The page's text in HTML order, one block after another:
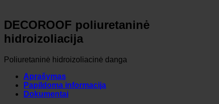
DECOROOF poliuretaninė
hidroizoliacija
Poliuretaninė hidroizoliacinė danga
Aprašymas
Papildoma informacija
Dokumentai